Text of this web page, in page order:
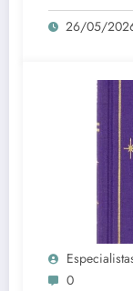
26/05/
0